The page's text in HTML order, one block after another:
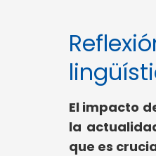
El impacto
la
que es